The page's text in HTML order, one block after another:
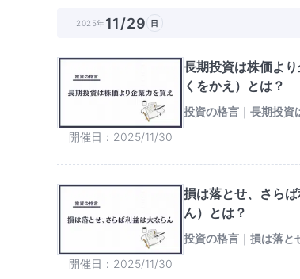
2025年11/29 日
開催日 2025/11/30
長期投資は株価よ
くをかえ）とは？
投資の格言｜長期投資
開催日 2025/11/30
損は落とせ、さら
ん）とは？
投資の格言｜損は落と